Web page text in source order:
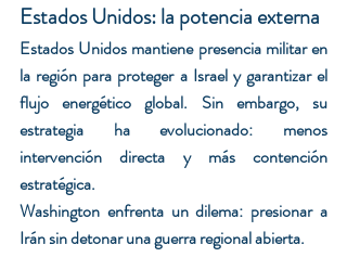
Estados Unidos: la potencia externa
Estados Unidos mantiene presencia militar en
la región para proteger a Israel y garantizar el
flujo energético global. Sin embargo, su
estrategia ha evolucionado: menos
intervención directa y más contención
estratégica.
Washington enfrenta un dilema: presionar a
Irán sin detonar una guerra regional abierta.